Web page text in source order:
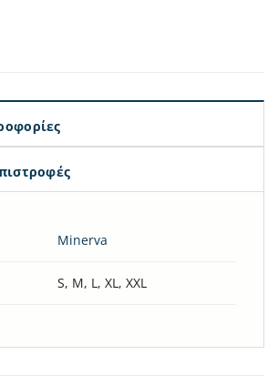
Minerva
S, M, L, XL, XXL